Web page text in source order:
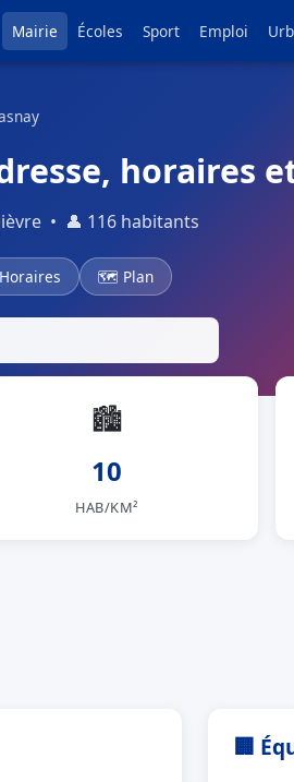
Mairie Écoles Sport Emploi
horaires
• 👤 116 habitants
🗺 Plan
🏙
10
HAB/KM²
🏢